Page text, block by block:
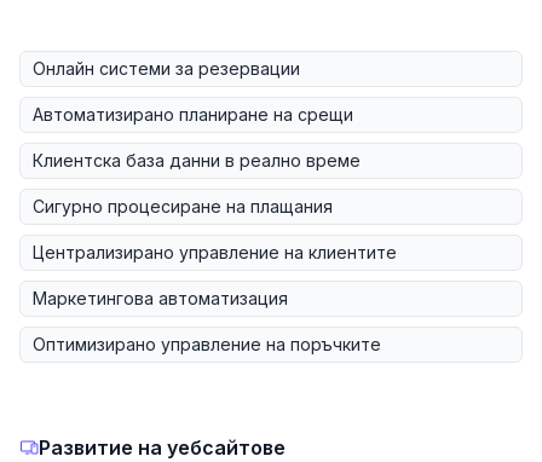
Онлайн системи за резервации
Автоматизирано планиране на срещи
Клиентска база данни в реално време
Сигурно процесиране на плащания
Централизирано управление на клиентите
Маркетингова автоматизация
Оптимизирано управление на поръчките
Развитие на уебсайтове